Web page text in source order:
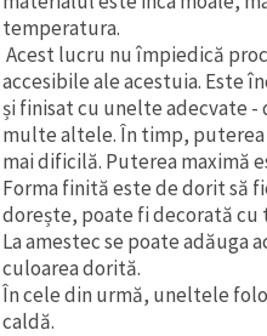
temperatura.
Acest lucru nu împiedică
accesibile ale acestuia. Este
și finisat cu unelte adecvate
multe altele. În timp,
mai dificilă. Puterea maximă
Forma finită este de dorit să
dorește, poate fi decorată cu
La amestec se poate adăuga
culoarea dorită.
În cele din urmă, uneltele
caldă.